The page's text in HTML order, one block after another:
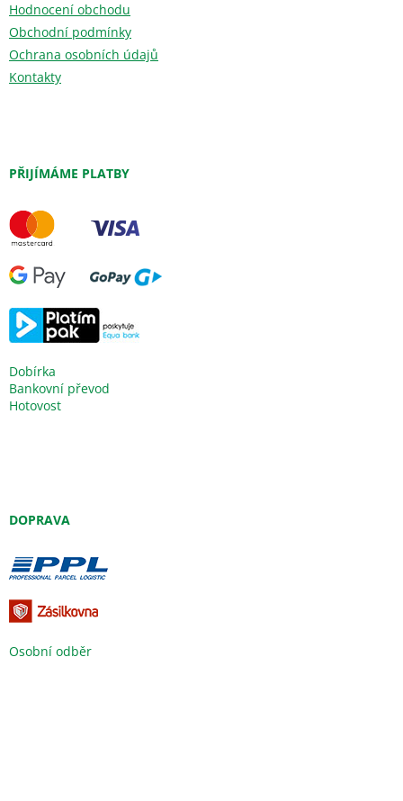
Hodnocení obchodu
Obchodní podmínky
Ochrana osobních údajů
Kontakty
PŘIJÍMÁME PLATBY
Dobírka
Bankovní převod
Hotovost
DOPRAVA
Osobní odběr